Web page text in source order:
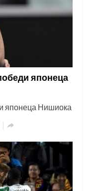
японеца
японеца Нишиока
